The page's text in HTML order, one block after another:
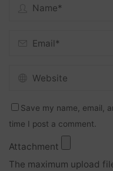
Save my name, email,
time I post a comment.
Attachment
The maximum upload